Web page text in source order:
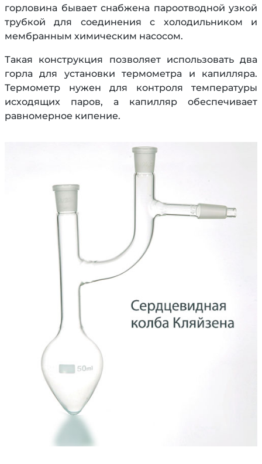
горловина бывает снабжена пароотводной узкой
трубкой для соединения с холодильником и
мембранным химическим насосом.
Такая конструкция позволяет использовать два
горла для установки термометра и капилляра.
Термометр нужен для контроля температуры
исходящих паров, а капилляр обеспечивает
равномерное кипение.